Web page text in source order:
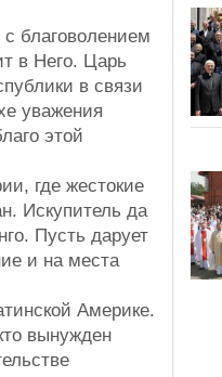
благоволением
в Него. Царь
в связи
уважения
этой
где жестокие
Искупитель да
Пусть дарует
и на места
Америке.
вынужден